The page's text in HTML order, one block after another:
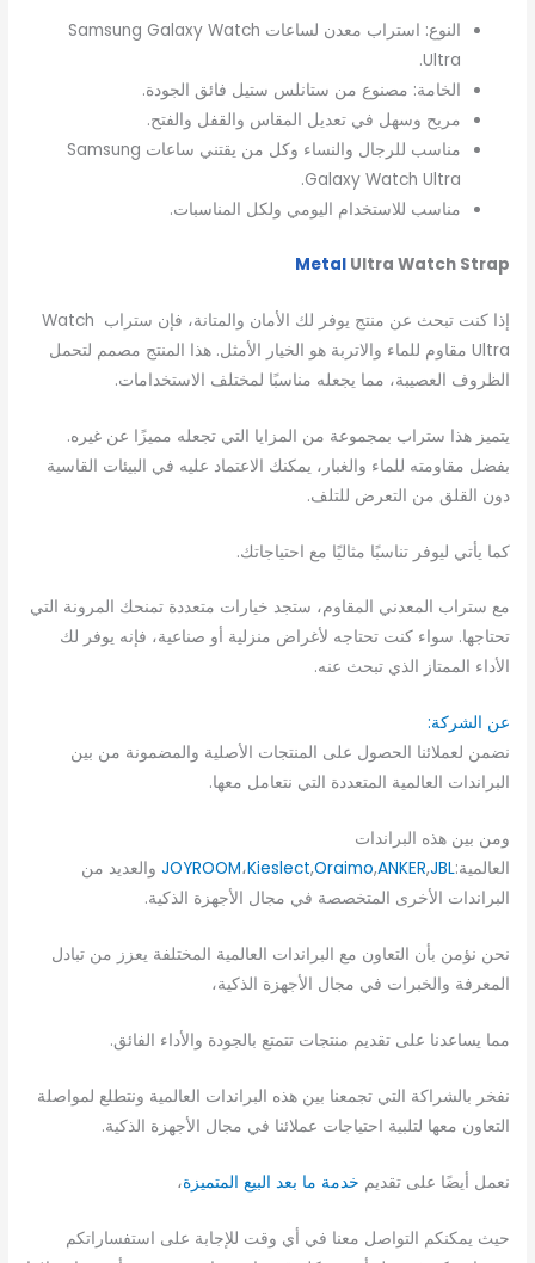
النوع: استراب معدن لساعات Samsung Galaxy Watch
Ultra.
الخامة: مصنوع من ستانلس ستيل فائق الجودة.
مريح وسهل في تعديل المقاس والقفل والفتح.
مناسب للرجال والنساء وكل من يقتني ساعات Samsung
Galaxy Watch Ultra.
مناسب للاستخدام اليومي ولكل المناسبات.
MetalUltra Watch Strap
إذا كنت تبحث عن منتج يوفر لك الأمان والمتانة، فإن ستراب Watch
Ultra مقاوم للماء والاتربة هو الخيار الأمثل. هذا المنتج مصمم لتحمل
الظروف العصيبة، مما يجعله مناسبًا لمختلف الاستخدامات.
يتميز هذا ستراب بمجموعة من المزايا التي تجعله مميزًا عن غيره.
بفضل مقاومته للماء والغبار، يمكنك الاعتماد عليه في البيئات القاسية
دون القلق من التعرض للتلف.
كما يأتي ليوفر تناسبًا مثاليًا مع احتياجاتك.
مع ستراب المعدني المقاوم، ستجد خيارات متعددة تمنحك المرونة التي
تحتاجها. سواء كنت تحتاجه لأغراض منزلية أو صناعية، فإنه يوفر لك
الأداء الممتاز الذي تبحث عنه.
عن الشركة:
نضمن لعملائنا الحصول على المنتجات الأصلية والمضمونة من بين
البراندات العالمية المتعددة التي نتعامل معها.
ومن بين هذه البراندات
العالمية:
JOYROOM،Kieslect,Oraimo,ANKER,JBL
والعديد من
البراندات الأخرى المتخصصة في مجال الأجهزة الذكية.
نحن نؤمن بأن التعاون مع البراندات العالمية المختلفة يعزز من تبادل
المعرفة والخبرات في مجال الأجهزة الذكية،
مما يساعدنا على تقديم منتجات تتمتع بالجودة والأداء الفائق.
نفخر بالشراكة التي تجمعنا بين هذه البراندات العالمية ونتطلع لمواصلة
التعاون معها لتلبية احتياجات عملائنا في مجال الأجهزة الذكية.
نعمل أيضًا على تقديم خدمة ما بعد البيع المتميزة،
حيث يمكنكم التواصل معنا في أي وقت للإجابة على استفساراتكم